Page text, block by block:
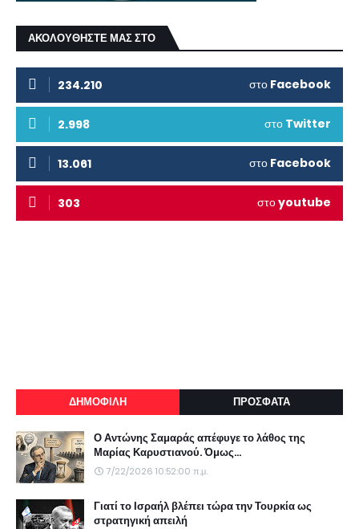
ΑΚΟΛΟΥΘΗΣΤΕ ΜΑΣ ΣΤΟ
234.210 στο Facebook
2.998 στο Twitter
13.061 στο Facebook
303 στοyoutube
ΔΗΜΟΦΙΛΗ ΠΡΟΣΦΑΤΑ
Ο Αντώνης Σαμαράς απέφυγε το λάθος της
Μαρίας Καρυστιανού. Όμως...
7/22/2026 10:52:00 π.μ.
Γιατί το Ισραήλ βλέπει τώρα την Τουρκία ως
στρατηγική απειλή